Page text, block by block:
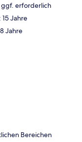
ggf. erforderlich
Jahre
Jahre
Bereichen